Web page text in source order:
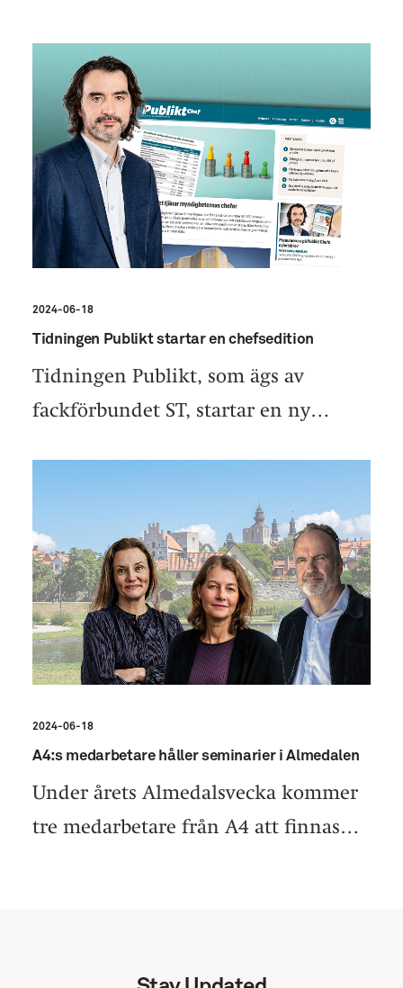
2024-06-18
Tidningen Publikt startar en chefsedition
Tidningen Publikt, som ägs av
fackförbundet ST, startar en ny…
2024-06-18
A4:s medarbetare håller seminarier i Almedalen
Under årets Almedalsvecka kommer
tre medarbetare från A4 att finnas…